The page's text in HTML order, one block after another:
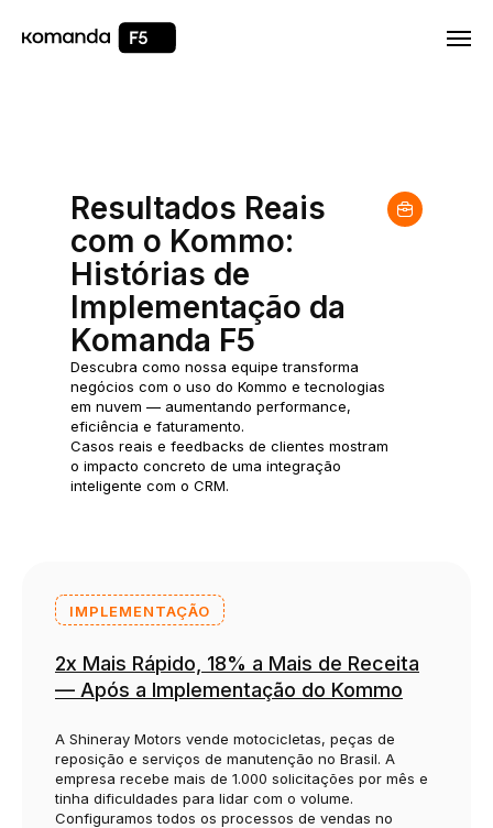
Html code will be here
Resultados Reais
com o Kommo:
Histórias de
Implementação da
Komanda F5
Descubra como nossa equipe transforma
negócios com o uso do Kommo e tecnologias
em nuvem — aumentando performance,
eficiência e faturamento.
Casos reais e feedbacks de clientes mostram
o impacto concreto de uma integração
inteligente com o CRM.
IMPLEMENTAÇÃO
2x Mais Rápido, 18% a Mais de Receita
— Após a Implementação do Kommo
A Shineray Motors vende motocicletas, peças de
reposição e serviços de manutenção no Brasil. A
empresa recebe mais de 1.000 solicitações por mês e
tinha dificuldades para lidar com o volume.
Configuramos todos os processos de vendas no